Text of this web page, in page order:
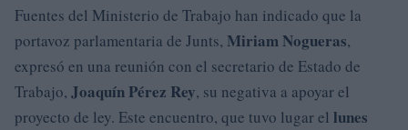
Fuentes del Ministerio de Trabajo han indicado que la
portavoz parlamentaria de Junts, Miriam Nogueras,
expresó en una reunión con el secretario de Estado de
Trabajo, Joaquín Pérez Rey, su negativa a apoyar el
proyecto de ley. Este encuentro, que tuvo lugar el lunes